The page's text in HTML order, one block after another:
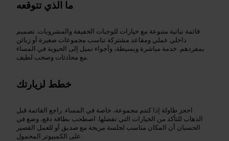
ما الذي تتوقعه
قائمة نباتية متنوعة مع خيارات للوجبات الخفيفة والمشروبات. تصميم
داخلي عملي ومقاعد مشتركة تناسب مجموعات صغيرة أو زبائن
بمفردهم. خدمة مباشرة وبسيطة، وأجواء تميل إلى الحيوية في المساء
مع محادثات وصخب لطيف.
خطط لزيارتك
احجز طاولة إذا كنتم مجموعة، خاصة في المساء. راجع القائمة قبل
الذهاب للتأكد من الخيارات التي تفضلها. اصطحب بطاقة دفع، وضع في
الحسبان أن المكان مناسب لجلسة مريحة مع صديق أو للعمل القصير
على الكمبيوتر المحمول.